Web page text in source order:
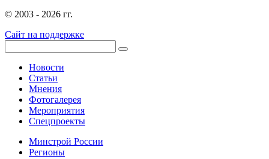
© 2003 - 2026 гг.
Сайт на поддержке
Новости
Статьи
Мнения
Фотогалерея
Мероприятия
Спецпроекты
Минстрой России
Регионы